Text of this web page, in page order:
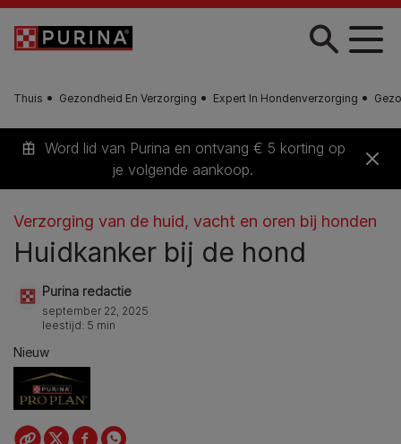
Skip to main content
Thuis Gezondheid En Verzorging Expert In Hondenverzorging
Word lid van Purina en ontvang € 5 korting op
je volgende aankoop.
Verzorging van de huid, vacht en oren bij honden
Huidkanker bij de hond
Purina redactie
september 22, 2025
leestijd: 5 min
Nieuw